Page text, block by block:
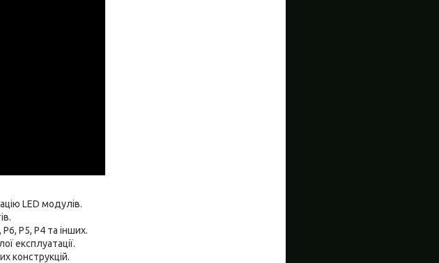
LED модулів.
P6, P5, P4 та інших.
експлуатації.
конструкцій.